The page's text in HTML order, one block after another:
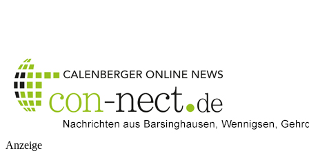
Anzeige